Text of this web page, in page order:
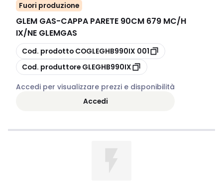
Fuori produzione
GLEM GAS-CAPPA PARETE 90CM 679 MC/H
IX/NE GLEMGAS
copia
Cod. prodotto
COGLEGHB990IX 001
copia
Cod. produttore GLEGHB990IX
Accedi per visualizzare prezzi e disponibilità
Accedi